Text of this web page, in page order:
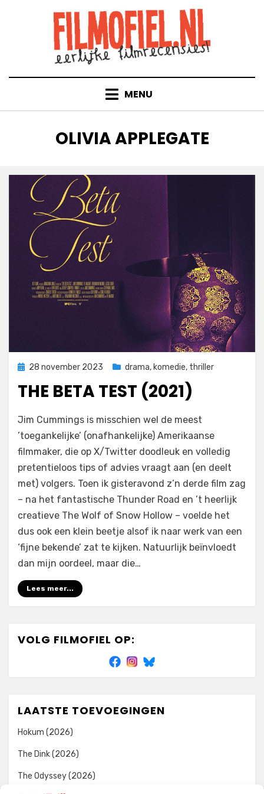
MENU
TAG
:
OLIVIA APPLEGATE
Geplaatst
28 november 2023 drama, komedie, thriller
THE BETA TEST (2021)
door Filmofiel.nl
Jim Cummings is misschien wel de meest
’toegankelijke’ (onafhankelijke) Amerikaanse
filmmaker, die op X/Twitter doodleuk en volledig
pretentieloos tips of advies vraagt aan (en deelt
met) volgers. Toen ik gisteravond z’n derde film zag
– na het fantastische Thunder Road en ’t heerlijk
creatieve The Wolf of Snow Hollow – voelde het
dus ook een klein beetje alsof ik naar werk van een
‘fijne bekende’ zat te kijken. Natuurlijk beïnvloedt
dan mijn oordeel, maar die…
Lees meer...
VOLG FILMOFIEL OP:
LAATSTE TOEVOEGINGEN
Hokum (2026)
The Dink (2026)
The Odyssey (2026)